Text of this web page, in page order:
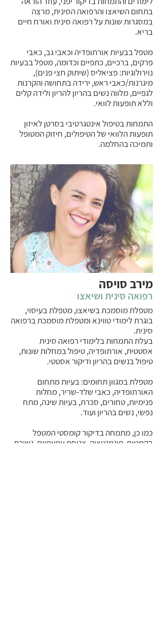
בתחום השיאצו והרפואה הסינית, מרצה
במסגרות שונות על רפואה סינית ואורח חיים
בריא.
מטפל בבעיות אורתופדיה וכאבי גב, כאבי
פרקים, ברכיים, כתפיים וכדומה, מטפל בבעיות
נוירולוגיות: פציאליס (שיתוק חצי פנים),
מיגרנות/כאבי ראש, ירידה בתחושה והקרנות
לגפיים, מלווה נשים בהריון להריון ולידה קלים
וללא תופעות לוואי.
התמחות בטיפול אינטגרטיבי בסרטן לאיזון
תופעות הלוואי של הטיפולים, חיזוק המטופל
ותמיכה בהחלמה.
מירב סויסה
רפואה סינית ושיאצו
מטפלת מוסמכת בשיאצו, מטפלת בעיסוי,
בוגרת לימודי טווינא ומטפלת מוסמכת ברפואה
סינית.
בעלת התמחות בלימודי רפואה סינית
אסטטית, אורתופדיה, טיפול במחלות שונות,
טיפול בנשים בהריון ודיקור אסטטי.
מטפלת במגוון תחומים: בעיות מתחום
האורתופדיה, כאבי שלד-שריר, מחלות
פנימיות, טחורים, סכרת, בעיות שינה, מתח
נפשי, נשים בהריון ועוד.
כמו כן, מתמחה בדיקור קומסטי המטפל
בקמטים, פיגמנטציה, צניחת עפעפיים, נשירת